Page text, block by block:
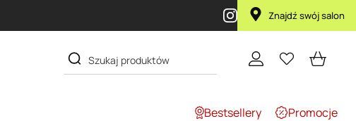
Przy zakupie produktu Artego Maska Lola za 1 żłZnajdź swój salon
Bestsellery Promocje